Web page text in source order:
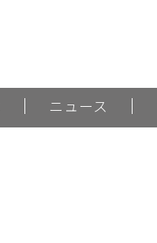
ニュース